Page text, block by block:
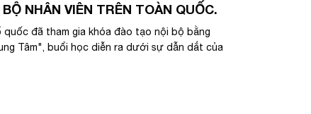
NHÂN VIÊN TRÊN TOÀN QUỐC.
quốc đã tham gia khóa đào tạo nội bộ bằng
Tâm", buổi học diễn ra dưới sự dẫn dắt của